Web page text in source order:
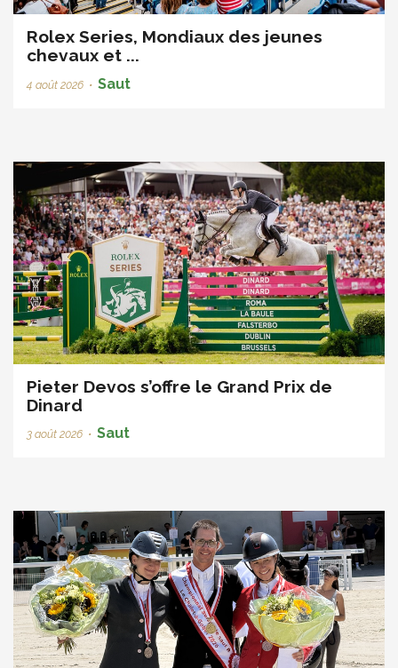
Rolex Series, Mondiaux des jeunes
chevaux et ...
4 août 2026 • Saut
Pieter Devos s’offre le Grand Prix de
Dinard
3 août 2026 • Saut